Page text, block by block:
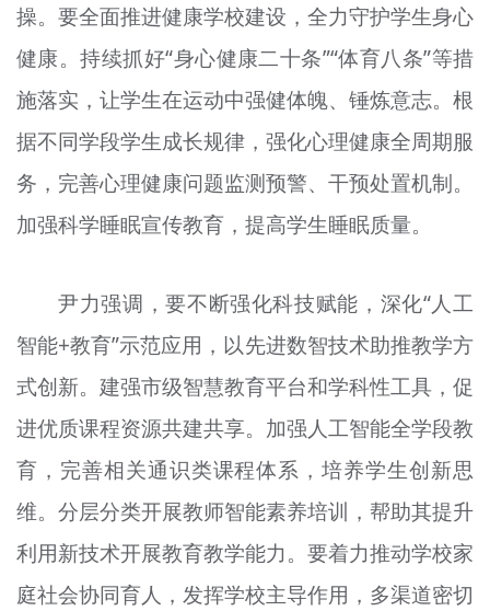
操。要全面推进健康学校建设，全力守护学生身心
健康。持续抓好“身心健康二十条”“体育八条”等措
施落实，让学生在运动中强健体魄、锤炼意志。根
据不同学段学生成长规律，强化心理健康全周期服
务，完善心理健康问题监测预警、干预处置机制。
加强科学睡眠宣传教育，提高学生睡眠质量。
尹力强调，要不断强化科技赋能，深化“人工
智能+教育”示范应用，以先进数智技术助推教学方
式创新。建强市级智慧教育平台和学科性工具，促
进优质课程资源共建共享。加强人工智能全学段教
育，完善相关通识类课程体系，培养学生创新思
维。分层分类开展教师智能素养培训，帮助其提升
利用新技术开展教育教学能力。要着力推动学校家
庭社会协同育人，发挥学校主导作用，多渠道密切